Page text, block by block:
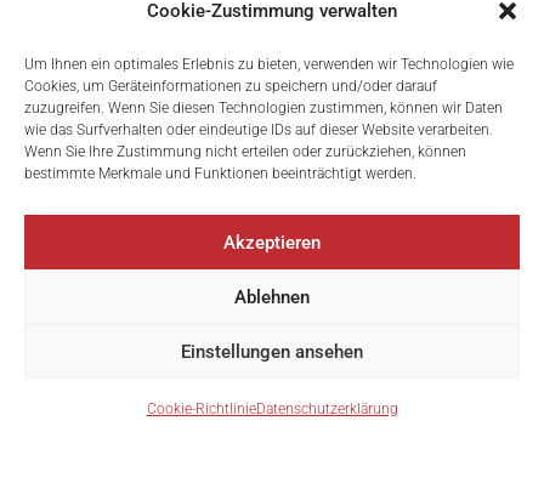
Cookie-Zustimmung verwalten
Um Ihnen ein optimales Erlebnis zu bieten, verwenden wir Technologien wie
Cookies, um Geräteinformationen zu speichern und/oder darauf
zuzugreifen. Wenn Sie diesen Technologien zustimmen, können wir Daten
wie das Surfverhalten oder eindeutige IDs auf dieser Website verarbeiten.
Wenn Sie Ihre Zustimmung nicht erteilen oder zurückziehen, können
bestimmte Merkmale und Funktionen beeinträchtigt werden.
Akzeptieren
Ablehnen
Einstellungen ansehen
Cookie-RichtlinieDatenschutzerklärung
Dr. Johannes Häusler
A-6845 Hohenems